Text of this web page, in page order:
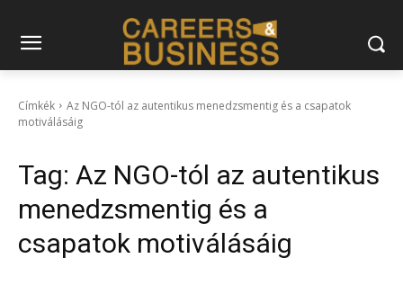
Címkék
Az NGO-tól az autentikus menedzsmentig és a csapatok
motiválásáig
Tag: Az NGO-tól az autentikus
menedzsmentig és a
csapatok motiválásáig